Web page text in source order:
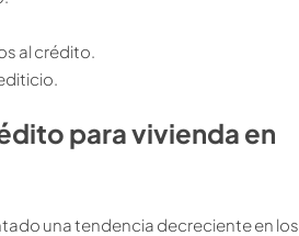
al crédito.
para vivienda en
una tendencia decreciente en los